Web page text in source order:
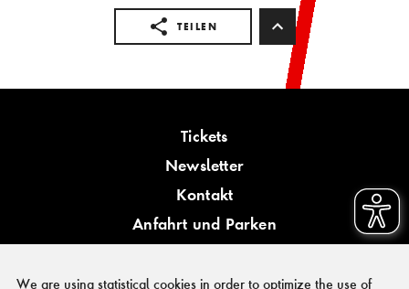
TEILEN
Tickets
Newsletter
Kontakt
Anfahrt und Parken
We are using statistical cookies in order to optimize the use of